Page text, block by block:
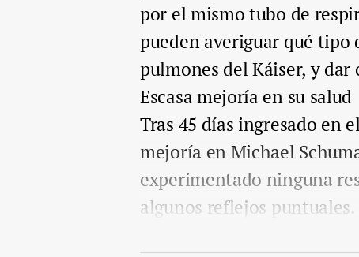
por el mismo tubo de
pueden averiguar qué tipo
pulmones del Káiser, y
Escasa mejoría en su salud
Tras 45 días ingresado en
mejoría en Michael
experimentado ninguna
algunos reflejos puntuales.